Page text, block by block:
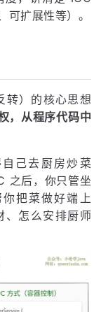
可扩展性等）。
）的核心思想
，从程序代码中
己去厨房炒菜
之后，你只管坐
把菜做好端上
、怎么安排厨师